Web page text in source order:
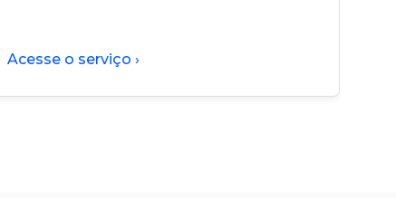
Acesse o serviço ›